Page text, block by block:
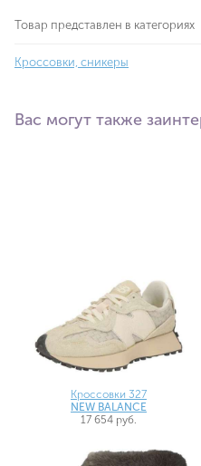
Товар представлен в категориях
Кроссовки, сникеры
Вас могут также
Кроссовки 327
NEW BALANCE
17 654 руб.